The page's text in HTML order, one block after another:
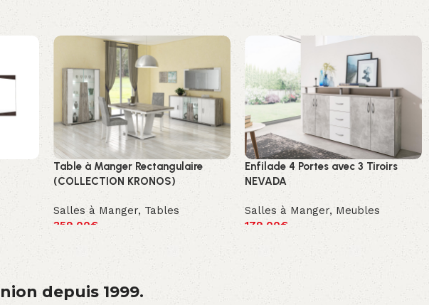
Table à Manger Rectangulaire
(COLLECTION KRONOS)
Salles à Manger, Tables
359.00€
Enfilade 4 Portes avec 3 Tiroirs
NEVADA
Salles à Manger, Meubles
179.00€
depuis 1999.